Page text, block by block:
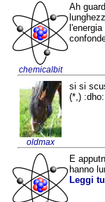
chemicalbit
Ah
oldmax
si si
(*,)
E
hanno
Leggi